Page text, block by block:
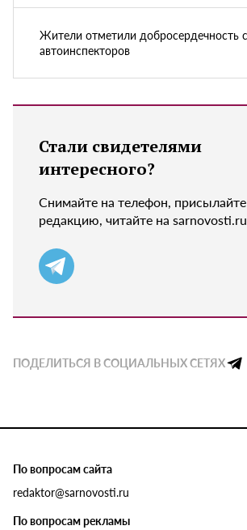
Жители отметили добросердечность
автоинспекторов
Стали свидетелями
интересного?
Снимайте на телефон,
редакцию, читайте на sarnovosti.ru
ПОДЕЛИТЬСЯ В СОЦИАЛЬНЫХ СЕТЯХ
По вопросам сайта
redaktor@sarnovosti.ru
По вопросам рекламы